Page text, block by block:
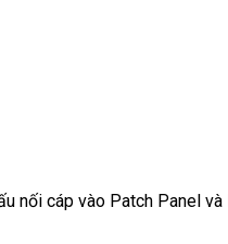
cáp vào Patch Panel